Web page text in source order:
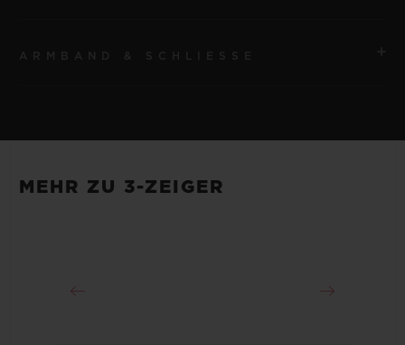
Etwa 48 Stunden
ARMBAND
MEHR ZU 3-ZEIGER